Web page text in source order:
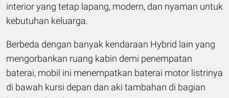
interior yang tetap lapang, modern, dan nyaman untuk
kebutuhan keluarga.
Berbeda dengan banyak kendaraan Hybrid lain yang
mengorbankan ruang kabin demi penempatan
baterai, mobil ini menempatkan baterai motor listrinya
di bawah kursi depan dan aki tambahan di bagian